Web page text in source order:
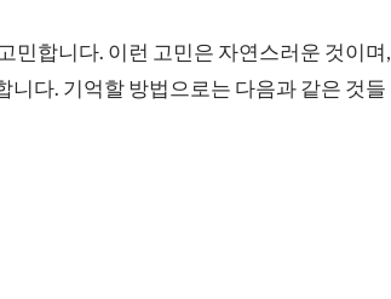
민합니다. 이런 고민은 자연스러운 것이며,
다. 기억할 방법으로는 다음과 같은 것들